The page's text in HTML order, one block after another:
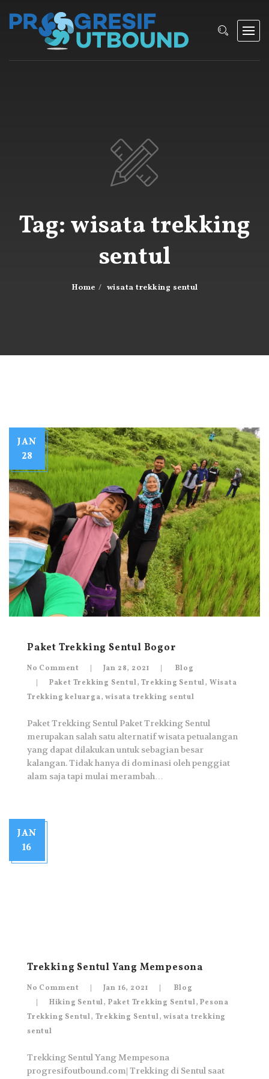
Tag:wisata trekking
sentul
Home wisata trekking sentul
JAN
28
Paket Trekking Sentul Bogor
No Comment Jan 28, 2021
Blog
Paket Trekking Sentul,Trekking Sentul, Wisata
Trekking keluarga,wisata trekking sentul
Paket Trekking Sentul Paket Trekking Sentul
merupakan salah satu alternatif wisata petualangan
yang dapat dilakukan untuk sebagian besar
kalangan. Tidak hanya di dominasi oleh penggiat
alam saja tapi mulai merambah…
JAN
16
Trekking Sentul Yang Mempesona
No Comment Jan 16, 2021
Blog
Hiking Sentul, Paket Trekking Sentul,Pesona
Trekking Sentul, Trekking Sentul,wisata trekking
sentul
Trekking Sentul Yang Mempesona
progresifoutbound.com| Trekking di Sentul saat